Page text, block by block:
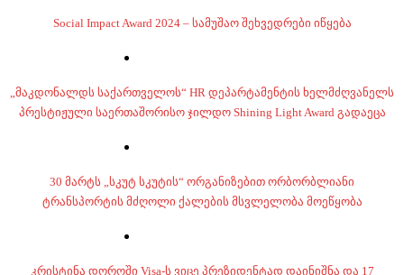
Social Impact Award 2024 – სამუშაო შეხვედრები იწყება
„მაკდონალდს საქართველოს“ HR დეპარტამენტის ხელმძღვანელს
პრესტიჟული საერთაშორისო ჯილდო Shining Light Award გადაეცა
30 მარტს „სკუტ სკუტის“ ორგანიზებით ორბორბლიანი
ტრანსპორტის მძღოლი ქალების მსვლელობა მოეწყობა
კრისტინა დოროში Visa-ს ვიცე პრეზიდენტად დაინიშნა და 17